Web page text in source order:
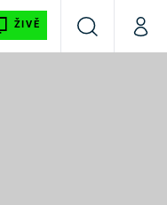
ŽIVĚ
VyhledáváníMůj